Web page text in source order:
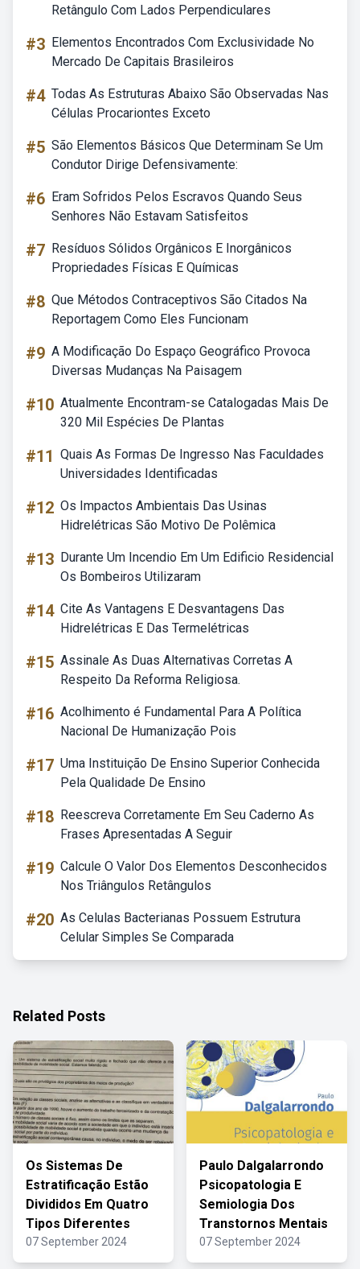
Retângulo Com Lados Perpendiculares
#3 Elementos Encontrados Com Exclusividade No
Mercado De Capitais Brasileiros
#4 Todas As Estruturas Abaixo São Observadas Nas
Células Procariontes Exceto
#5 São Elementos Básicos Que Determinam Se Um
Condutor Dirige Defensivamente:
#6 Eram Sofridos Pelos Escravos Quando Seus
Senhores Não Estavam Satisfeitos
#7 Resíduos Sólidos Orgânicos E Inorgânicos
Propriedades Físicas E Químicas
#8 Que Métodos Contraceptivos São Citados Na
Reportagem Como Eles Funcionam
#9 A Modificação Do Espaço Geográfico Provoca
Diversas Mudanças Na Paisagem
#10 Atualmente Encontram-se Catalogadas Mais De
320 Mil Espécies De Plantas
#11 Quais As Formas De Ingresso Nas Faculdades
Universidades Identificadas
#12 Os Impactos Ambientais Das Usinas
Hidrelétricas São Motivo De Polêmica
#13 Durante Um Incendio Em Um Edificio Residencial
Os Bombeiros Utilizaram
#14 Cite As Vantagens E Desvantagens Das
Hidrelétricas E Das Termelétricas
#15 Assinale As Duas Alternativas Corretas A
Respeito Da Reforma Religiosa.
#16 Acolhimento é Fundamental Para A Política
Nacional De Humanização Pois
#17 Uma Instituição De Ensino Superior Conhecida
Pela Qualidade De Ensino
#18 Reescreva Corretamente Em Seu Caderno As
Frases Apresentadas A Seguir
#19 Calcule O Valor Dos Elementos Desconhecidos
Nos Triângulos Retângulos
#20 As Celulas Bacterianas Possuem Estrutura
Celular Simples Se Comparada
Related Posts
Os Sistemas De
Estratificação Estão
Divididos Em Quatro
Tipos Diferentes
07 September 2024
Paulo Dalgalarrondo
Psicopatologia E
Semiologia Dos
Transtornos Mentais
07 September 2024